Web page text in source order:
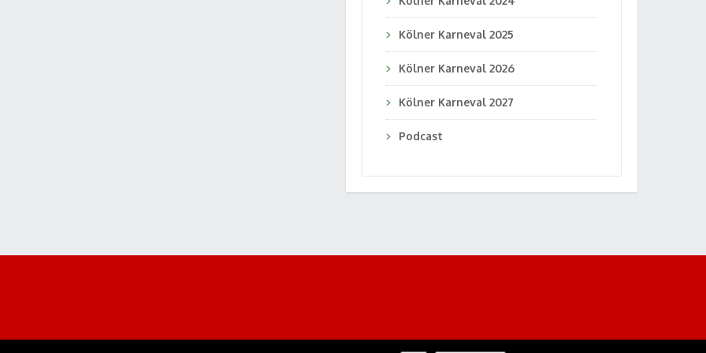
Kölner Karneval 2025
Kölner Karneval 2026
Kölner Karneval 2027
Podcast